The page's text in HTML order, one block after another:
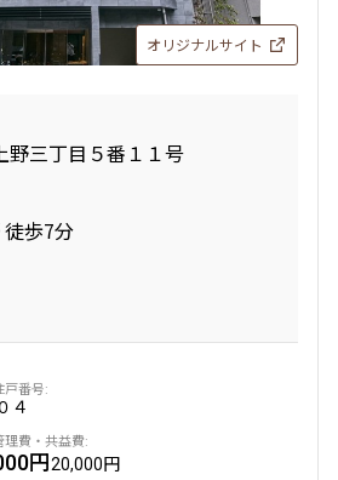
お問合せ 追加
１
お問合せ
オリジナルサイト
野三丁目５番１１号
徒歩7分
４
円20,000円